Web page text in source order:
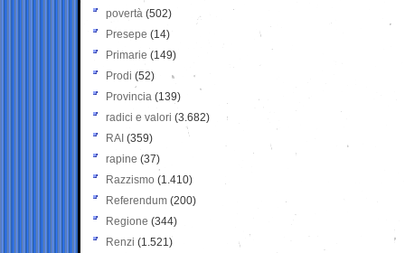
povertà (502)
Presepe (14)
Primarie (149)
Prodi (52)
Provincia (139)
radici e valori (3.682)
RAI (359)
rapine (37)
Razzismo (1.410)
Referendum (200)
Regione (344)
Renzi (1.521)